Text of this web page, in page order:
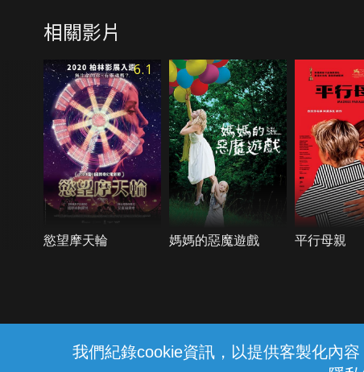
我們紀錄cookie資訊，以提供客製化內
相關影片
6.1
慾望摩天輪 媽媽的惡魔遊戲 平行母親